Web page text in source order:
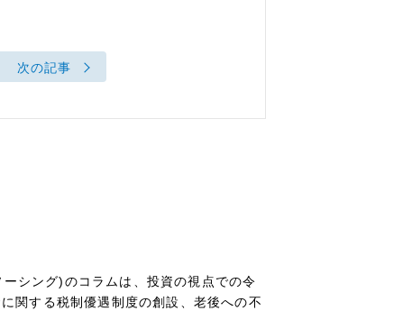
次の記事
シング)のコラムは、投資の視点での令
関する税制優遇制度の創設、老後への不